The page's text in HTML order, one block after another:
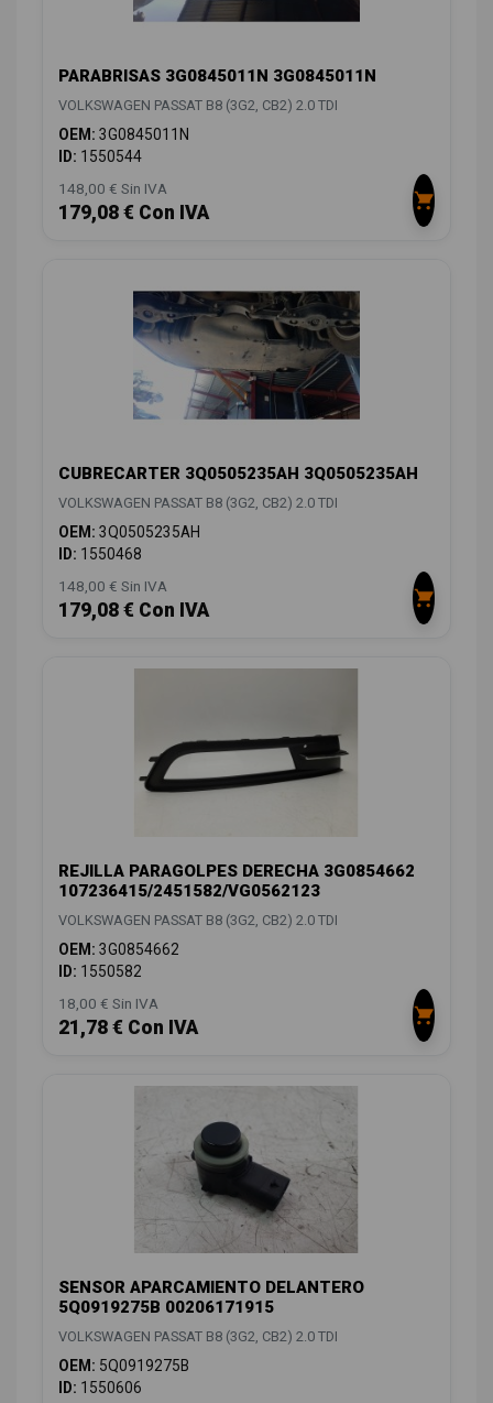
PARABRISAS 3G0845011N 3G0845011N
VOLKSWAGEN PASSAT B8 (3G2, CB2) 2.0 TDI
OEM: 3G0845011N
ID: 1550544
148,00 € Sin IVA
179,08 € Con IVA
CUBRECARTER 3Q0505235AH 3Q0505235AH
VOLKSWAGEN PASSAT B8 (3G2, CB2) 2.0 TDI
OEM: 3Q0505235AH
ID: 1550468
148,00 € Sin IVA
179,08 € Con IVA
REJILLA PARAGOLPES DERECHA 3G0854662
107236415/2451582/VG0562123
VOLKSWAGEN PASSAT B8 (3G2, CB2) 2.0 TDI
OEM: 3G0854662
ID: 1550582
18,00 € Sin IVA
21,78 € Con IVA
SENSOR APARCAMIENTO DELANTERO
5Q0919275B 00206171915
VOLKSWAGEN PASSAT B8 (3G2, CB2) 2.0 TDI
OEM: 5Q0919275B
ID: 1550606